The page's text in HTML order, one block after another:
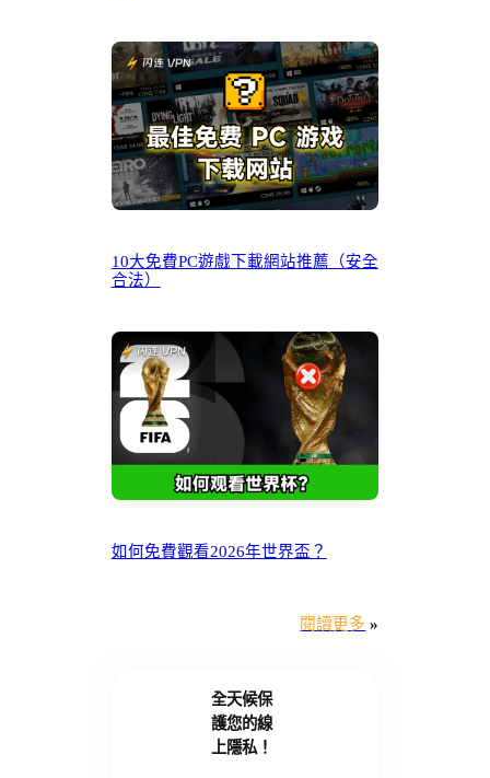
10大免費PC遊戲下載網站推薦（安全
合法）
如何免費觀看2026年世界盃？
閱讀更多 »
全天候保
護您的線
上隱私！